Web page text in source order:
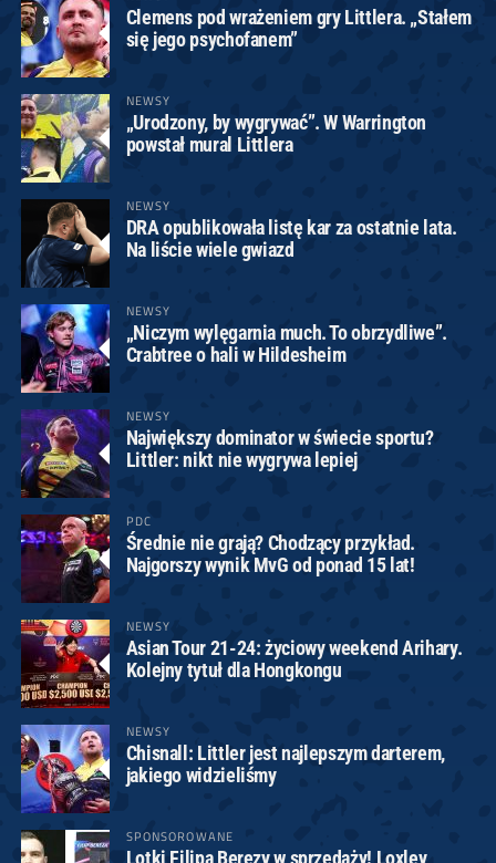
Clemens pod wrażeniem gry Littlera. „Stałem
się jego psychofanem”
NEWSY
„Urodzony, by wygrywać”. W Warrington
powstał mural Littlera
NEWSY
DRA opublikowała listę kar za ostatnie lata.
Na liście wiele gwiazd
NEWSY
„Niczym wylęgarnia much. To obrzydliwe”.
Crabtree o hali w Hildesheim
NEWSY
Największy dominator w świecie sportu?
Littler: nikt nie wygrywa lepiej
PDC
Średnie nie grają? Chodzący przykład.
Najgorszy wynik MvG od ponad 15 lat!
NEWSY
Asian Tour 21-24: życiowy weekend Arihary.
Kolejny tytuł dla Hongkongu
NEWSY
Chisnall: Littler jest najlepszym darterem,
jakiego widzieliśmy
SPONSOROWANE